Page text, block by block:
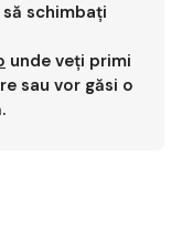
schimbați
unde veți primi
sau vor găsi o